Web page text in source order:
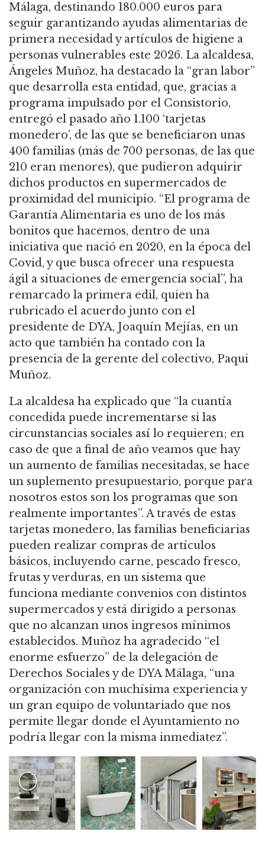
Málaga, destinando 180.000 euros para
seguir garantizando ayudas alimentarias de
primera necesidad y artículos de higiene a
personas vulnerables este 2026. La alcaldesa,
Ángeles Muñoz, ha destacado la “gran labor”
que desarrolla esta entidad, que, gracias a
programa impulsado por el Consistorio,
entregó el pasado año 1.100 ‘tarjetas
monedero’, de las que se beneficiaron unas
400 familias (más de 700 personas, de las que
210 eran menores), que pudieron adquirir
dichos productos en supermercados de
proximidad del municipio. “El programa de
Garantía Alimentaria es uno de los más
bonitos que hacemos, dentro de una
iniciativa que nació en 2020, en la época del
Covid, y que busca ofrecer una respuesta
ágil a situaciones de emergencia social”, ha
remarcado la primera edil, quien ha
rubricado el acuerdo junto con el
presidente de DYA, Joaquín Mejías, en un
acto que también ha contado con la
presencia de la gerente del colectivo, Paqui
Muñoz.
La alcaldesa ha explicado que “la cuantía
concedida puede incrementarse si las
circunstancias sociales así lo requieren; en
caso de que a final de año veamos que hay
un aumento de familias necesitadas, se hace
un suplemento presupuestario, porque para
nosotros estos son los programas que son
realmente importantes”. A través de estas
tarjetas monedero, las familias beneficiarias
pueden realizar compras de artículos
básicos, incluyendo carne, pescado fresco,
frutas y verduras, en un sistema que
funciona mediante convenios con distintos
supermercados y está dirigido a personas
que no alcanzan unos ingresos mínimos
establecidos. Muñoz ha agradecido “el
enorme esfuerzo” de la delegación de
Derechos Sociales y de DYA Málaga, “una
organización con muchísima experiencia y
un gran equipo de voluntariado que nos
permite llegar donde el Ayuntamiento no
podría llegar con la misma inmediatez”.